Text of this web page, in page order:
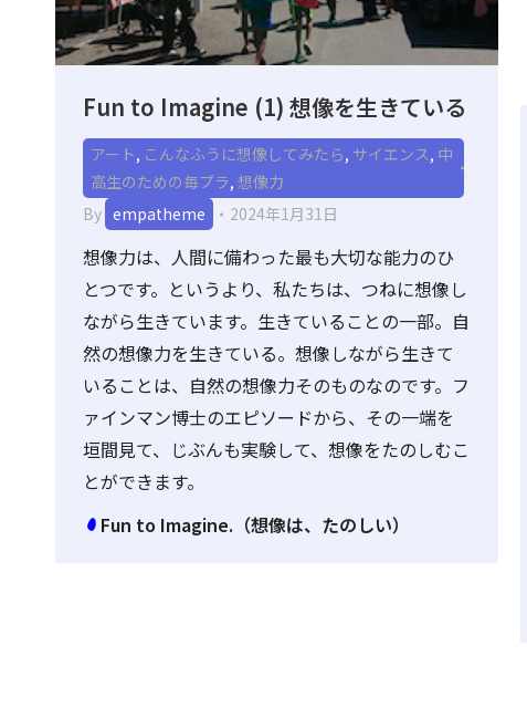
Fun to Imagine (1) 想像を生きている
アート, こんなふうに想像してみたら, サイエンス, 中
高生のための毎プラ, 想像力
By empatheme 2024年1月31日
想像力は、人間に備わった最も大切な能力のひ
とつです。というより、私たちは、つねに想像し
ながら生きています。生きていることの一部。自
然の想像力を生きている。想像しながら生きて
いることは、自然の想像力そのものなのです。フ
ァインマン博士のエピソードから、その一端を
垣間見て、じぶんも実験して、想像をたのしむこ
とができます。
Fun to Imagine.（想像は、たのしい）